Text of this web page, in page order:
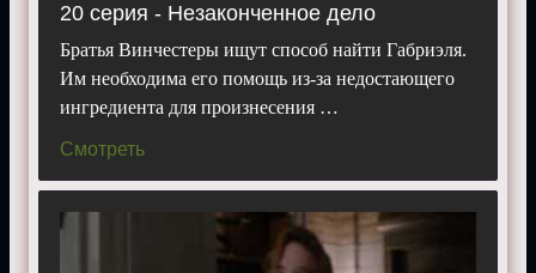
20 серия - Незаконченное дело
Братья Винчестеры ищут способ найти Габриэля.
Им необходима его помощь из-за недостающего
ингредиента для произнесения …
Смотреть